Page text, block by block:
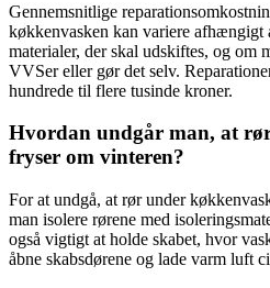
Gennemsnitlige
køkkenvasken kan variere afhængigt
materialer, der skal udskiftes, og om
VVSer eller gør det selv.
hundrede til flere tusinde kroner.
Hvordan undgår man, at
fryser om vinteren?
For at undgå, at rør under
man isolere rørene med
også vigtigt at holde skabet, hvor
åbne skabsdørene og lade varm luft